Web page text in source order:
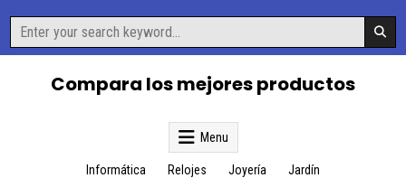
content
Search
for:
Compara los mejores productos
Menu
Informática Relojes Joyería Jardín